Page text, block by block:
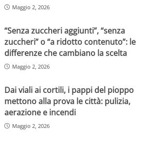
Maggio 2, 2026
“Senza zuccheri aggiunti”, “senza
zuccheri” o “a ridotto contenuto”: le
differenze che cambiano la scelta
Maggio 2, 2026
Dai viali ai cortili, i pappi del pioppo
mettono alla prova le città: pulizia,
aerazione e incendi
Maggio 2, 2026